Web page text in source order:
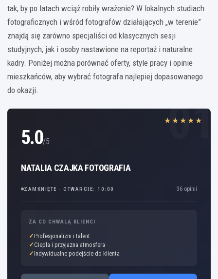
tak, by po latach wciąż robiły wrażenie? W lokalnych studiach
fotograficznych i wśród fotografów działających „w terenie”
znajdą się zarówno specjaliści od klasycznych sesji
studyjnych, jak i osoby nastawione na reportaż i naturalne
kadry. Poniżej można porównać oferty, style pracy i opinie
mieszkańców, aby wybrać fotografa najlepiej dopasowanego
do okazji.
01
★★★★★
5.0/5
NATALIA CZAJKA FOTOGRAFIA
ZAMKNIĘTE · OTWARCIE: 10:00 36 opinii
ZA CO CHWALĄ KLIENCI
Profesjonalizm i talent
Ciepła i przyjazna atmosfera
Indywidualne podejście do klienta